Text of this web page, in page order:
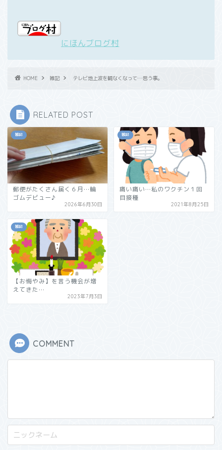
にほんブログ村
HOME 雑記 テレビ地上波を観なくなって…思う事。
RELATED POST
雑記
郵便がたくさん届く６月…輪
ゴムデビュー♪
2026年6月30日
雑記
痛い痛い…私のワクチン１回
目接種
2021年8月25日
雑記
【お悔やみ】を言う機会が増
えてきた…
2023年7月3日
COMMENT